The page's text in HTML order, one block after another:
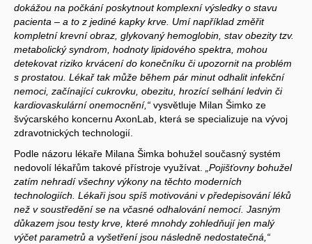
dokážou na počkání poskytnout komplexní výsledky o stavu
pacienta – a to z jediné kapky krve. Umí například změřit
kompletní krevní obraz, glykovaný hemoglobin, stav obezity tzv.
metabolický syndrom, hodnoty lipidového spektra, mohou
detekovat riziko krvácení do konečníku či upozornit na problém
s prostatou. Lékař tak může během pár minut odhalit infekční
nemoci, začínající cukrovku, obezitu, hrozící selhání ledvin či
kardiovaskulární onemocnění,“ vysvětluje Milan Šimko ze
švýcarského koncernu AxonLab, která se specializuje na vývoj
zdravotnických technologií.
Podle názoru lékaře Milana Šimka bohužel současný systém
nedovolí lékařům takové přístroje využívat.
„Pojišťovny bohužel
zatím nehradí všechny výkony na těchto moderních
technologiích. Lékaři jsou spíš motivováni v předepisování léků
než v soustředění se na včasné odhalování nemocí. Jasným
důkazem jsou testy krve, které mnohdy zohledňují jen malý
výčet parametrů a vyšetření jsou následně nedostatečná,“